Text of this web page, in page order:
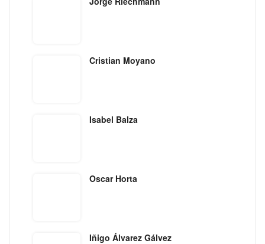
Cristian Moyano
Isabel Balza
Oscar Horta
Iñigo Álvarez Gálvez